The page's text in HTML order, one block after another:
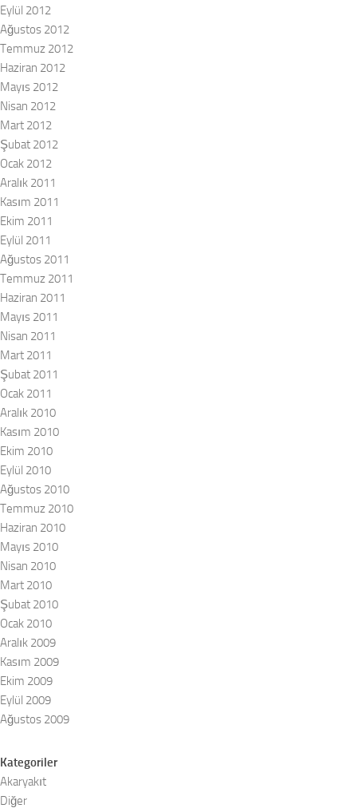
Eylül 2012
Ağustos 2012
Temmuz 2012
Haziran 2012
Mayıs 2012
Nisan 2012
Mart 2012
Şubat 2012
Ocak 2012
Aralık 2011
Kasım 2011
Ekim 2011
Eylül 2011
Ağustos 2011
Temmuz 2011
Haziran 2011
Mayıs 2011
Nisan 2011
Mart 2011
Şubat 2011
Ocak 2011
Aralık 2010
Kasım 2010
Ekim 2010
Eylül 2010
Ağustos 2010
Temmuz 2010
Haziran 2010
Mayıs 2010
Nisan 2010
Mart 2010
Şubat 2010
Ocak 2010
Aralık 2009
Kasım 2009
Ekim 2009
Eylül 2009
Ağustos 2009
Kategoriler
Akaryakıt
Diğer